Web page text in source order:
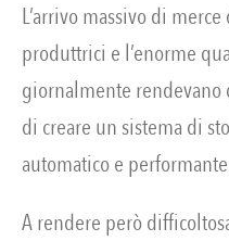
L’arrivo massivo di
produttrici e l’enorme
giornalmente
di creare un sistema di
automatico e
A rendere però